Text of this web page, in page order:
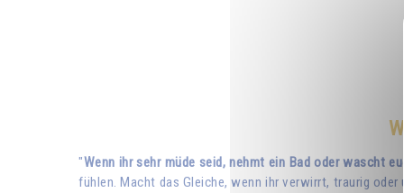
"Wenn ihr sehr müde seid, nehmt ein Bad oder wascht
fühlen. Macht das Gleiche, wenn ihr verwirrt, traurig